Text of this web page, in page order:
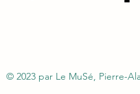
© 2023 par Le MuSé, Pierre-